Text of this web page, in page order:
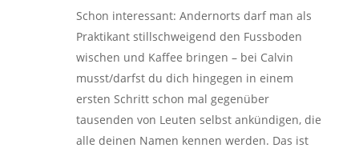
Schon interessant: Andernorts darf man als
Praktikant stillschweigend den Fussboden
wischen und Kaffee bringen – bei Calvin
musst/darfst du dich hingegen in einem
ersten Schritt schon mal gegenüber
tausenden von Leuten selbst ankündigen, die
alle deinen Namen kennen werden. Das ist